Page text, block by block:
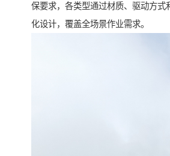
保要求，各类型通过材质、驱动方式
化设计，覆盖全场景作业需求。